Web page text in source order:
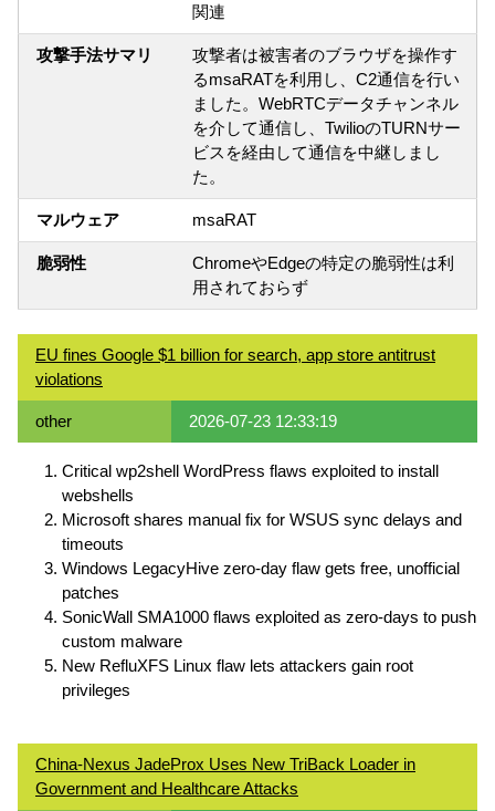
関連
攻撃手法サマリ
攻撃者は被害者のブラウザを操作す
るmsaRATを利用し、C2通信を行い
ました。WebRTCデータチャンネル
を介して通信し、TwilioのTURNサー
ビスを経由して通信を中継しまし
た。
マルウェア msaRAT
脆弱性
ChromeやEdgeの特定の脆弱性は利
用されておらず
EU fines Google $1 billion for search, app store antitrust
violations
other 2026-07-23 12:33:19
Critical wp2shell WordPress flaws exploited to install
webshells
Microsoft shares manual fix for WSUS sync delays and
timeouts
Windows LegacyHive zero-day flaw gets free, unofficial
patches
SonicWall SMA1000 flaws exploited as zero-days to push
custom malware
New RefluXFS Linux flaw lets attackers gain root
privileges
China-Nexus JadeProx Uses New TriBack Loader in
Government and Healthcare Attacks